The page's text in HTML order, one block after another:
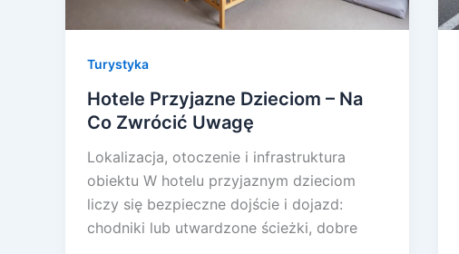
Turystyka
Hotele Przyjazne Dzieciom – Na
Co Zwrócić Uwagę
Lokalizacja, otoczenie i infrastruktura
obiektu W hotelu przyjaznym dzieciom
liczy się bezpieczne dojście i dojazd:
chodniki lub utwardzone ścieżki, dobre